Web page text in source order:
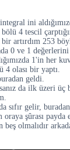
ini
4 tescil
artırdım 253
0 ve 1 değerlerini
1'in her
4 olası bir yaptı.
geldi.
da ilk üzeri
sıfır gelir,
oraya şûrası
olmalıdır